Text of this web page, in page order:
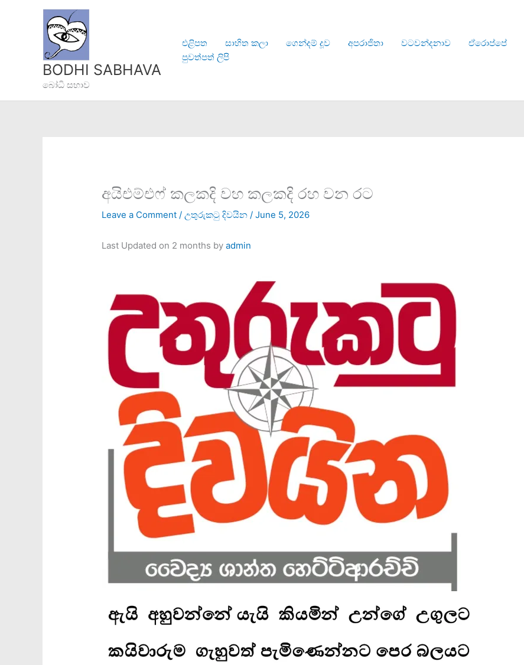
BODHI SABHAVA
බෝධි සභාව
එළිපත සාහිත කලා ගෙන්දම් දූව අපරාජිතා වටවන්දනාව ඒරොප්පේ
පුවත්පත් ලිපි
අයිඑම්එෆ් කලකදි වහ කලකදි රහ වන රට
Leave a Comment /උතුරුකටු දිවයින /June 5, 2026
Last Updated on 2 months byadmin